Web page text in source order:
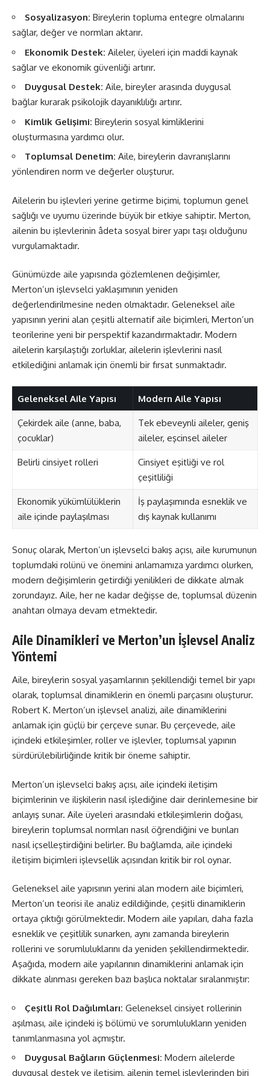
Sosyalizasyon: Bireylerin topluma entegre olmalarını
sağlar, değer ve normları aktarır.
Ekonomik Destek: Aileler, üyeleri için maddi kaynak
sağlar ve ekonomik güvenliği artırır.
Duygusal Destek: Aile, bireyler arasında duygusal
bağlar kurarak psikolojik dayanıklılığı artırır.
Kimlik Gelişimi: Bireylerin sosyal kimliklerini
oluşturmasına yardımcı olur.
Toplumsal Denetim: Aile, bireylerin davranışlarını
yönlendiren norm ve değerler oluşturur.
Ailelerin bu işlevleri yerine getirme biçimi, toplumun genel
sağlığı ve uyumu üzerinde büyük bir etkiye sahiptir. Merton,
ailenin bu işlevlerinin âdeta sosyal birer yapı taşı olduğunu
vurgulamaktadır.
Günümüzde aile yapısında gözlemlenen değişimler,
Merton’un işlevselci yaklaşımının yeniden
değerlendirilmesine neden olmaktadır. Geleneksel aile
yapısının yerini alan çeşitli alternatif aile biçimleri, Merton’un
teorilerine yeni bir perspektif kazandırmaktadır. Modern
ailelerin karşılaştığı zorluklar, ailelerin işlevlerini nasıl
etkilediğini anlamak için önemli bir fırsat sunmaktadır.
Geleneksel Aile Yapısı Modern Aile Yapısı
Çekirdek aile (anne, baba,
çocuklar)
Tek ebeveynli aileler, geniş
aileler, eşcinsel aileler
Belirli cinsiyet rolleri
Cinsiyet eşitliği ve rol
çeşitliliği
Ekonomik yükümlülüklerin
aile içinde paylaşılması
İş paylaşımında esneklik ve
dış kaynak kullanımı
Sonuç olarak, Merton’un işlevselci bakış açısı, aile kurumunun
toplumdaki rolünü ve önemini anlamamıza yardımcı olurken,
modern değişimlerin getirdiği yenilikleri de dikkate almak
zorundayız. Aile, her ne kadar değişse de, toplumsal düzenin
anahtarı olmaya devam etmektedir.
Aile Dinamikleri ve Merton’un İşlevsel Analiz
Yöntemi
Aile, bireylerin sosyal yaşamlarının şekillendiği temel bir yapı
olarak, toplumsal dinamiklerin en önemli parçasını oluşturur.
Robert K. Merton’un işlevsel analizi, aile dinamiklerini
anlamak için güçlü bir çerçeve sunar. Bu çerçevede, aile
içindeki etkileşimler, roller ve işlevler, toplumsal yapının
sürdürülebilirliğinde kritik bir öneme sahiptir.
Merton’un işlevselci bakış açısı, aile içindeki iletişim
biçimlerinin ve ilişkilerin nasıl işlediğine dair derinlemesine bir
anlayış sunar. Aile üyeleri arasındaki etkileşimlerin doğası,
bireylerin toplumsal normları nasıl öğrendiğini ve bunları
nasıl içselleştirdiğini belirler. Bu bağlamda, aile içindeki
iletişim biçimleri işlevsellik açısından kritik bir rol oynar.
Geleneksel aile yapısının yerini alan modern aile biçimleri,
Merton’un teorisi ile analiz edildiğinde, çeşitli dinamiklerin
ortaya çıktığı görülmektedir. Modern aile yapıları, daha fazla
esneklik ve çeşitlilik sunarken, aynı zamanda bireylerin
rollerini ve sorumluluklarını da yeniden şekillendirmektedir.
Aşağıda, modern aile yapılarının dinamiklerini anlamak için
dikkate alınması gereken bazı başlıca noktalar sıralanmıştır:
Çeşitli Rol Dağılımları: Geleneksel cinsiyet rollerinin
aşılması, aile içindeki iş bölümü ve sorumlulukların yeniden
tanımlanmasına yol açmıştır.
Duygusal Bağların Güçlenmesi: Modern ailelerde
duygusal destek ve iletişim, ailenin temel işlevlerinden biri